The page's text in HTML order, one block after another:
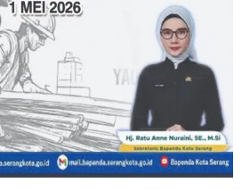
situ Cipondoh pun pernah diduga
pada proses lelang,”pungkasnya.
pihak Dinas PUPR Provinsi Banten